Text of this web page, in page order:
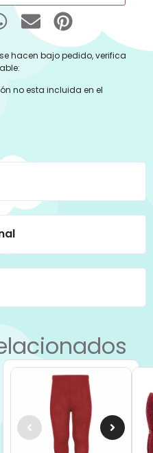
hacen bajo pedido, verifica
no esta incluida en el